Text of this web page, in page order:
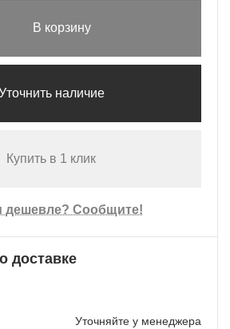
В корзину
наличие
Купить в 1 клик
дешевле? Сообщите!
доставке
Уточняйте у менеджера